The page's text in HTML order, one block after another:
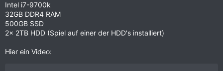
Intel i7-9700k
32GB DDR4 RAM
500GB SSD
2x 2TB HDD (Spiel auf einer der HDD's installiert)
Hier ein Video: